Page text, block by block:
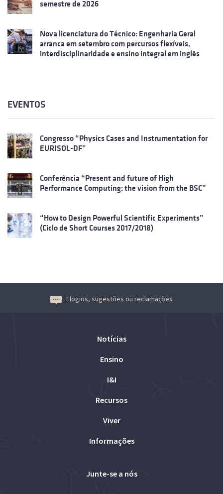
semestre de 2026
Nova licenciatura do Técnico: Engenharia Geral
arranca em setembro com percursos flexíveis,
interdisciplinaridade e ensino integral em inglês
EVENTOS
Congresso “Physics Cases and Instrumentation for
EURISOL-DF”
Conferência “Present and future of High
Performance Computing: the vision from the BSC”
“How to Design Powerful Scientific Experiments”
(Ciclo de Short Courses 2017/2018)
Elogios, sugestões ou reclamações
Notícias
Ensino
I&I
Recursos
Viver
Informações
Junte-se a nós